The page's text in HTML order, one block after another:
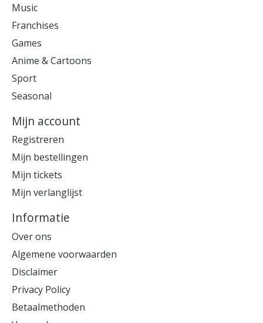
Music
Franchises
Games
Anime & Cartoons
Sport
Seasonal
Mijn account
Registreren
Mijn bestellingen
Mijn tickets
Mijn verlanglijst
Informatie
Over ons
Algemene voorwaarden
Disclaimer
Privacy Policy
Betaalmethoden